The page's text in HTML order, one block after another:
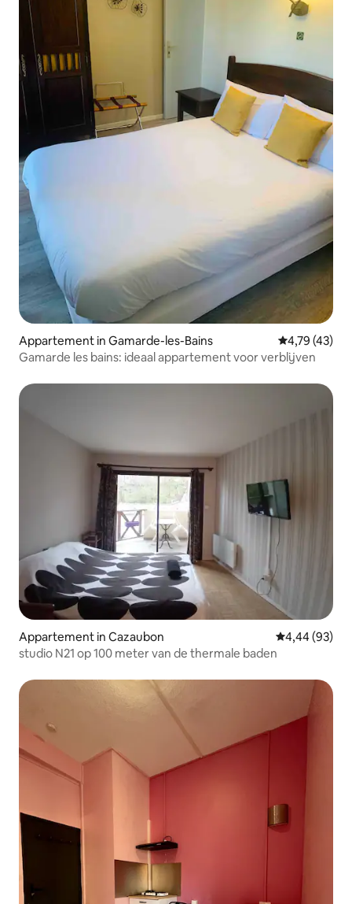
Appartement in Gamarde-les-Bains Gemiddelde
4,79 (43)
Gamarde les bains: ideaal appartement voor verblijven
Appartement in Cazaubon Gemiddelde
4,44 (93)
studio N21 op 100 meter van de thermale baden